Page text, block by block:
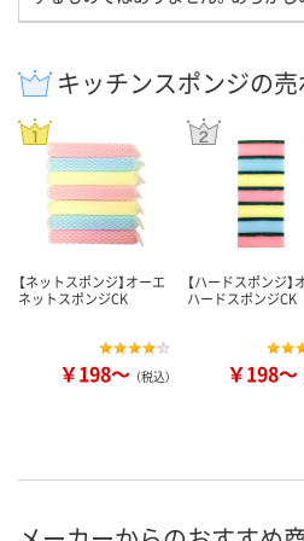
キッチンスポンジの
【ネットスポンジ】オーエ
ネットスポンジCK
￥198～ （税込）
【ハードスポンジ】
ハードスポンジCK
￥198～